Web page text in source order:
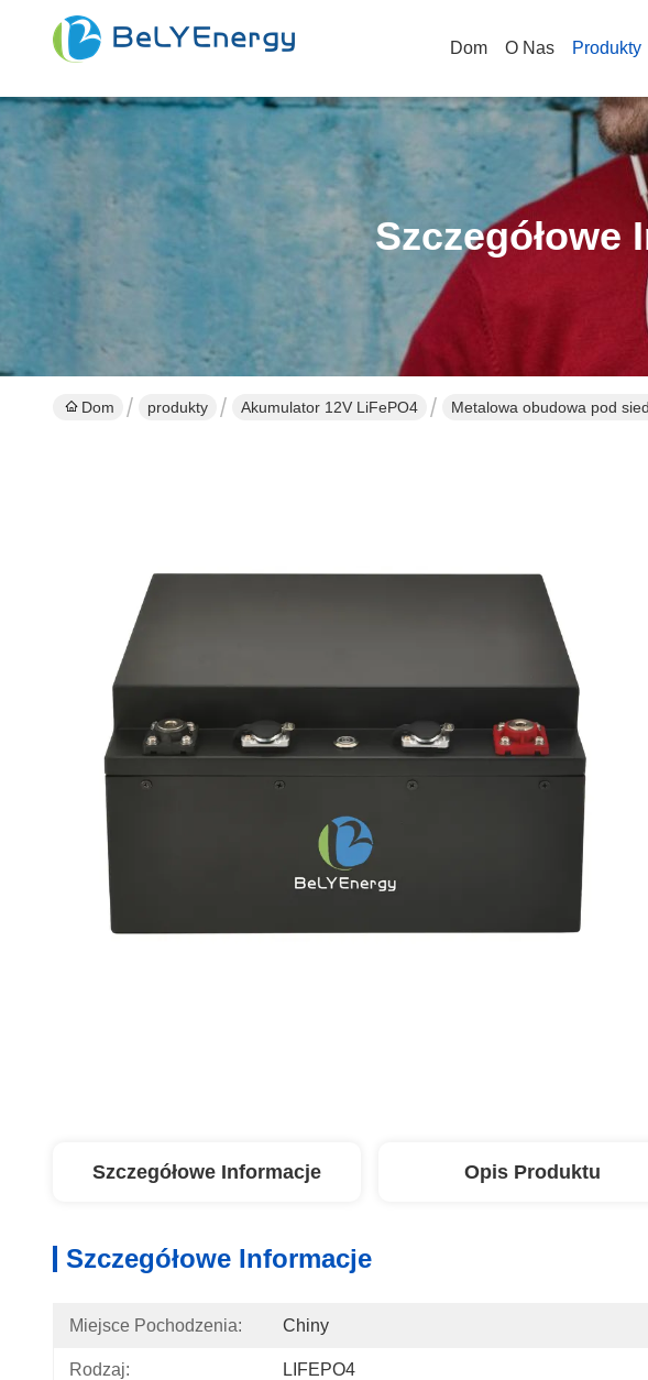
Dom O Nas Produkty
Szczegółowe
Dom produkty Akumulator 12V LiFePO4 Metalowa obudowa pod
Szczegółowe Informacje Opis Produktu
Szczegółowe Informacje
Miejsce Pochodzenia: Chiny
Rodzaj: LIFEPO4